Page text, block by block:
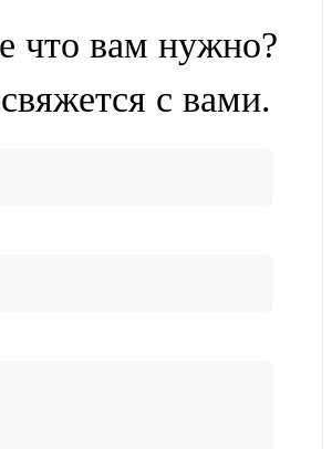
что вам нужно?
с вами.